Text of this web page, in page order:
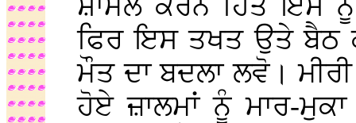
ਸ਼ਾਮਲ ਕਰਨ ਹਿਤ ਇਸ ਨੂੰ
ਫਿਰ ਇਸ ਤਖਤ ਉਤੇ ਬੈਠ
ਮੌਤ ਦਾ ਬਦਲਾ ਲਵੋ।
ਹੋਏ ਜ਼ਾਲਮਾਂ ਨੂੰ ਮਾਰ-